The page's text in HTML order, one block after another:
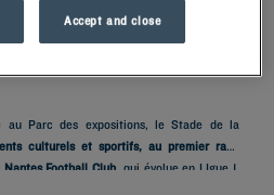
de Nantes, idéalement situé pour assister
Parc des expositions, le Stade de la
culturels et sportifs, au premier rang
Football Club , qui évolue en LIgue 1.
journée de rendez-vous professionnels ou
Accept and close